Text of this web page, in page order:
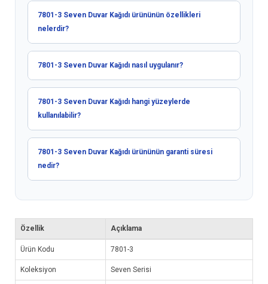
7801-3 Seven Duvar Kağıdı ürününün özellikleri
nelerdir?
7801-3 Seven Duvar Kağıdı nasıl uygulanır?
7801-3 Seven Duvar Kağıdı hangi yüzeylerde
kullanılabilir?
7801-3 Seven Duvar Kağıdı ürününün garanti süresi
nedir?
Özellik Açıklama
Ürün Kodu 7801-3
Koleksiyon Seven Serisi